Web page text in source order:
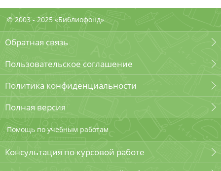
© 2003 - 2025 «Библиофонд»
Обратная связь
Пользовательское соглашение
Политика конфиденциальности
Полная версия
Помощь по учебным работам
Консультация по курсовой работе